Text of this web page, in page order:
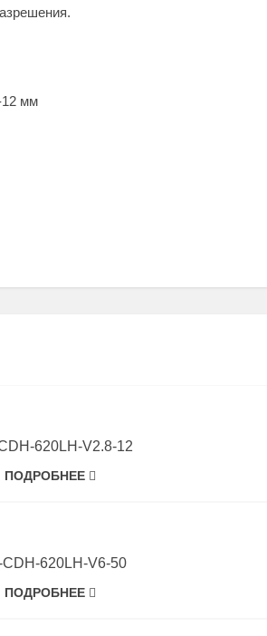
12 мм
620LH-V2.8-12
ПОДРОБНЕЕ
CDH-620LH-V6-50
ПОДРОБНЕЕ